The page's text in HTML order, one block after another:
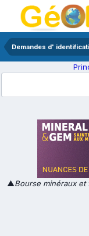
Demandes d'
▲Bourse minéraux et